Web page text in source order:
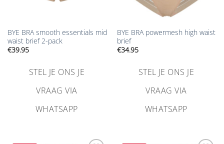
BYE BRA smooth essentials mid
waist brief 2-pack
€39.95
STEL JE ONS JE
VRAAG VIA
WHATSAPP
BYE BRA powermesh high waist
brief
€34.95
STEL JE ONS JE
VRAAG VIA
WHATSAPP